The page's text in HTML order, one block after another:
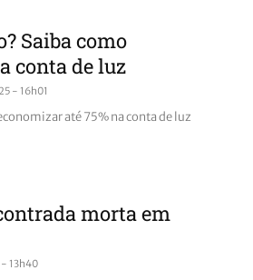
Saiba como
conta de luz
- 16h01
até 75% na conta de luz
morta em
13h40